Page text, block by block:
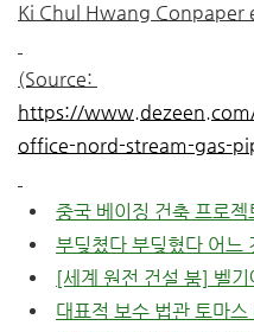
Ki Chul Hwang
(Source:
https://
office-nord-stream-gas-
중국 베이징 건축 프로
부딪쳤다 부딪혔다 어느
[세계 원전 건설 붐] 벨
대표적 보수 법관 토마